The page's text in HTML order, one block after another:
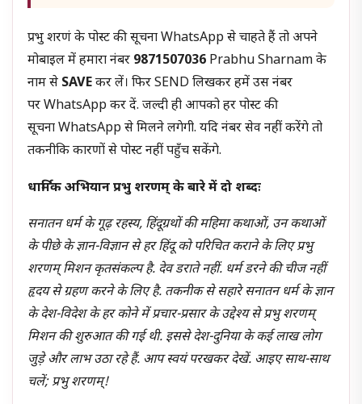
प्रभु शरणं के पोस्ट की सूचना WhatsApp से चाहते हैं तो अपने
मोबाइल में हमारा नंबर 9871507036 Prabhu Sharnam के
नाम से SAVEकर लें। फिर SEND लिखकर हमें उस नंबर
पर WhatsApp कर दें. जल्दी ही आपको हर पोस्ट की
सूचना WhatsApp से मिलने लगेगी. यदि नंबर सेव नहीं करेंगे तो
तकनीकि कारणों से पोस्ट नहीं पहुँच सकेंगे.
धार्मिक अभियान प्रभु शरणम् के बारे में दो शब्दः
सनातन धर्म के गूढ़ रहस्य, हिंदूग्रथों की महिमा कथाओं, उन कथाओं
के पीछे के ज्ञान-विज्ञान से हर हिंदू को परिचित कराने के लिए प्रभु
शरणम् मिशन कृतसंकल्प है. देव डराते नहीं. धर्म डरने की चीज नहीं
हृदय से ग्रहण करने के लिए है. तकनीक से सहारे सनातन धर्म के ज्ञान
के देश-विदेश के हर कोने में प्रचार-प्रसार के उद्देश्य से प्रभु शरणम्
मिशन की शुरुआत की गई थी. इससे देश-दुनिया के कई लाख लोग
जुड़े और लाभ उठा रहे हैं. आप स्वयं परखकर देखें. आइए साथ-साथ
चलें; प्रभु शरणम्!